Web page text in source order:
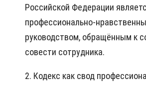
Российской Федерации
профессионально-
руководством, обращённым к
совести сотрудника.
2. Кодекс как свод